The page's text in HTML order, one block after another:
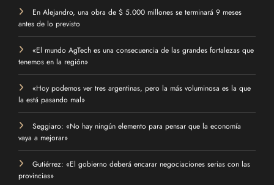
En Alejandro, una obra de $ 5.000 millones se terminará 9 meses
antes de lo previsto
«El mundo AgTech es una consecuencia de las grandes fortalezas que
tenemos en la región»
«Hoy podemos ver tres argentinas, pero la más voluminosa es la que
la está pasando mal»
Seggiaro: «No hay ningún elemento para pensar que la economía
vaya a mejorar»
Gutiérrez: «El gobierno deberá encarar negociaciones serias con las
provincias»